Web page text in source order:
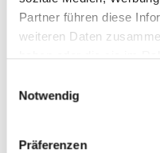
Partner führen diese
weiteren Daten
Notwendig
Präferenzen
pdf | 319,0 KB